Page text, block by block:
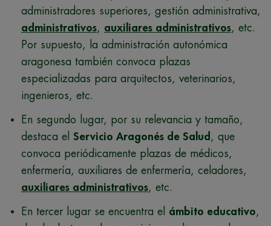
administradores superiores, gestión administrativa,
administrativos, auxiliares administrativos, etc.
Por supuesto, la administración autonómica
aragonesa también convoca plazas
especializadas para arquitectos, veterinarios,
ingenieros, etc.
En segundo lugar, por su relevancia y tamaño,
destaca el Servicio Aragonés de Salud , que
convoca periódicamente plazas de médicos,
enfermería, auxiliares de enfermería, celadores,
auxiliares administrativos, etc.
En tercer lugar se encuentra el ámbito educativo,